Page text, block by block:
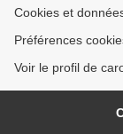
Cookies et
Préférences
Voir le profil de